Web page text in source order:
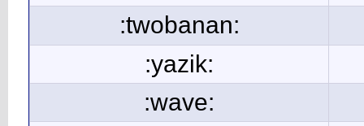
:twobanan:
:yazik:
:wave: